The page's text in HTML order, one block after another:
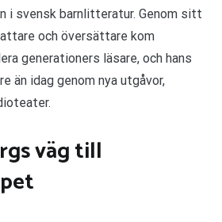
i svensk barnlitteratur. Genom sitt
och översättare kom
generationers läsare, och hans
än idag genom nya utgåvor,
väg till